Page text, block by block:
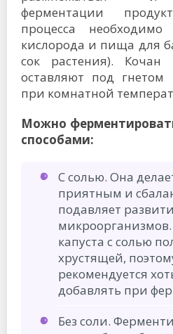
ферментации
процесса необходимо
кислорода и пища для
сок растения).
оставляют под гнетом
при комнатной
Можно
способами:
С солью. Она
приятным и
подавляет
капуста с солью
хрустящей,
рекомендуется
добавлять при
Без соли.